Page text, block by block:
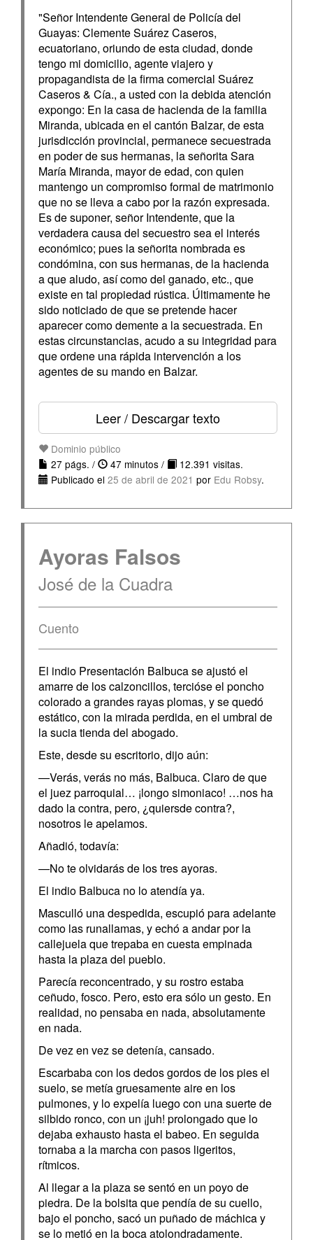
"Señor Intendente General de Policía del
Guayas: Clemente Suárez Caseros,
ecuatoriano, oriundo de esta ciudad, donde
tengo mi domicilio, agente viajero y
propagandista de la firma comercial Suárez
Caseros & Cía., a usted con la debida atención
expongo: En la casa de hacienda de la familia
Miranda, ubicada en el cantón Balzar, de esta
jurisdicción provincial, permanece secuestrada
en poder de sus hermanas, la señorita Sara
María Miranda, mayor de edad, con quien
mantengo un compromiso formal de matrimonio
que no se lleva a cabo por la razón expresada.
Es de suponer, señor Intendente, que la
verdadera causa del secuestro sea el interés
económico; pues la señorita nombrada es
condómina, con sus hermanas, de la hacienda
a que aludo, así como del ganado, etc., que
existe en tal propiedad rústica. Últimamente he
sido noticiado de que se pretende hacer
aparecer como demente a la secuestrada. En
estas circunstancias, acudo a su integridad para
que ordene una rápida intervención a los
agentes de su mando en Balzar.
Leer / Descargar texto
Dominio público
27 págs. /
47 minutos /
12.391 visitas.
Publicado el 25 de abril de 2021 por Edu Robsy.
Ayoras Falsos
José de la Cuadra
Cuento
El indio Presentación Balbuca se ajustó el
amarre de los calzoncillos, tercióse el poncho
colorado a grandes rayas plomas, y se quedó
estático, con la mirada perdida, en el umbral de
la sucia tienda del abogado.
Este, desde su escritorio, dijo aún:
—Verás, verás no más, Balbuca. Claro de que
el juez parroquial… ¡longo simoniaco! …nos ha
dado la contra, pero, ¿quiersde contra?,
nosotros le apelamos.
Añadió, todavía:
—No te olvidarás de los tres ayoras.
El indio Balbuca no lo atendía ya.
Masculló una despedida, escupió para adelante
como las runallamas, y echó a andar por la
callejuela que trepaba en cuesta empinada
hasta la plaza del pueblo.
Parecía reconcentrado, y su rostro estaba
ceñudo, fosco. Pero, esto era sólo un gesto. En
realidad, no pensaba en nada, absolutamente
en nada.
De vez en vez se detenía, cansado.
Escarbaba con los dedos gordos de los pies el
suelo, se metía gruesamente aire en los
pulmones, y lo expelía luego con una suerte de
silbido ronco, con un ¡juh! prolongado que lo
dejaba exhausto hasta el babeo. En seguida
tornaba a la marcha con pasos ligeritos,
rítmicos.
Al llegar a la plaza se sentó en un poyo de
piedra. De la bolsita que pendía de su cuello,
bajo el poncho, sacó un puñado de máchica y
se lo metió en la boca atolondradamente.